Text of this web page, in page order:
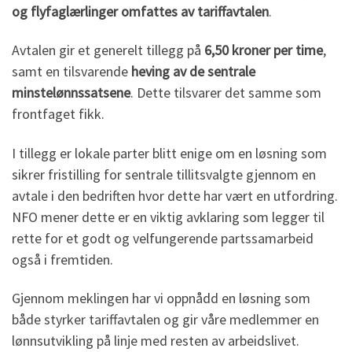
og flyfaglærlinger omfattes av tariffavtalen.
Avtalen gir et generelt tillegg på 6,50 kroner per time,
samt en tilsvarende heving av de sentrale
minstelønnssatsene. Dette tilsvarer det samme som
frontfaget fikk.
I tillegg er lokale parter blitt enige om en løsning som
sikrer fristilling for sentrale tillitsvalgte gjennom en
avtale i den bedriften hvor dette har vært en utfordring.
NFO mener dette er en viktig avklaring som legger til
rette for et godt og velfungerende partssamarbeid
også i fremtiden.
Gjennom meklingen har vi oppnådd en løsning som
både styrker tariffavtalen og gir våre medlemmer en
lønnsutvikling på linje med resten av arbeidslivet.